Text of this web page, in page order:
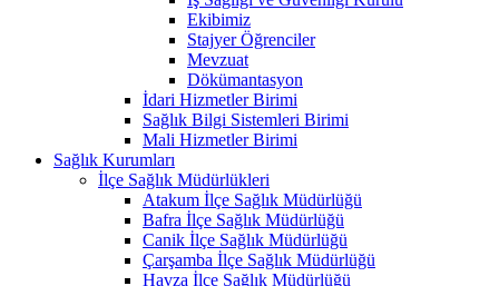
Ekibimiz
Stajyer Öğrenciler
Mevzuat
Dökümantasyon
İdari Hizmetler Birimi
Sağlık Bilgi Sistemleri Birimi
Mali Hizmetler Birimi
Sağlık Kurumları
İlçe Sağlık Müdürlükleri
Atakum İlçe Sağlık Müdürlüğü
Bafra İlçe Sağlık Müdürlüğü
Canik İlçe Sağlık Müdürlüğü
Çarşamba İlçe Sağlık Müdürlüğü
Havza İlçe Sağlık Müdürlüğü